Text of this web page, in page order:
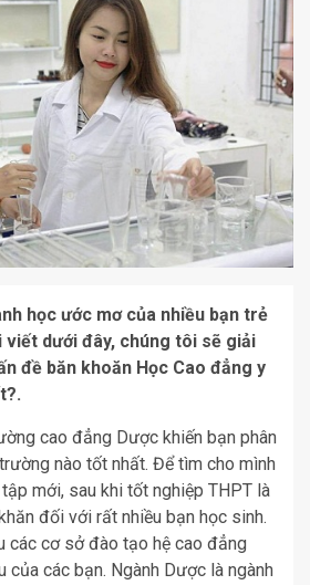
học ước mơ của nhiều bạn trẻ
viết dưới đây, chúng tôi sẽ giải
đề băn khoăn Học Cao đẳng y
cao đẳng Dược khiến bạn phân
nào tốt nhất. Để tìm cho mình
mới, sau khi tốt nghiệp THPT là
đối với rất nhiều bạn học sinh.
các cơ sở đào tạo hệ cao đẳng
của các bạn. Ngành Dược là ngành